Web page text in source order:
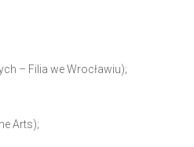
– Filia we Wrocławiu);
Arts);